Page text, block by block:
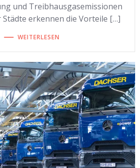
und Treibhausgasemissionen
Städte erkennen die Vorteile […]
WEITERLESEN